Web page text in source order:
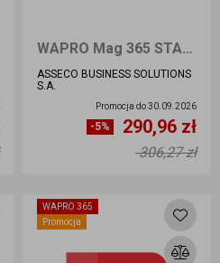
WAPRO Mag 365 START Przedłużenie
ASSECO BUSINESS SOLUTIONS
S.A.
Promocja do30.09.2026
-5% 290,96 zł
306,27 zł
Ilość sztuk
WAPRO 365
Promocja